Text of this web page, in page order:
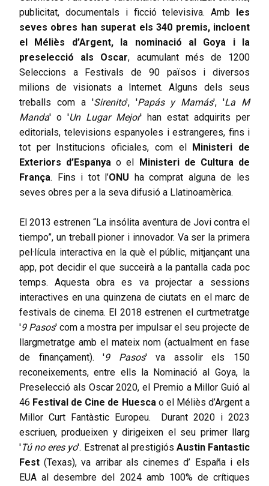
publicitat, documentals i ficció televisiva. Amb les
seves obres han superat els 340 premis, incloent
el Méliès d’Argent, la nominació al Goya i la
preselecció als Oscar, acumulant més de 1200
Seleccions a Festivals de 90 països i diversos
milions de visionats a Internet. Alguns dels seus
treballs com a 'Sirenito', 'Papás y Mamás', 'La M
Manda' o 'Un Lugar Mejor' han estat adquirits per
editorials, televisions espanyoles i estrangeres, fins i
tot per Institucions oficiales, com el Ministeri de
Exteriors d’Espanya o el Ministeri de Cultura de
França. Fins i tot l’ONU ha comprat alguna de les
seves obres per a la seva difusió a Llatinoamèrica.
El 2013 estrenen “La insólita aventura de Jovi contra el
tiempo”, un treball pioner i innovador. Va ser la primera
pel·lícula interactiva en la què el públic, mitjançant una
app, pot decidir el que succeirà a la pantalla cada poc
temps. Aquesta obra es va projectar a sessions
interactives en una quinzena de ciutats en el marc de
festivals de cinema. El 2018 estrenen el curtmetratge
'9 Pasos' com a mostra per impulsar el seu projecte de
llargmetratge amb el mateix nom (actualment en fase
de finançament). '9 Pasos' va assolir els 150
reconeixements, entre ells la Nominació al Goya, la
Preselecció als Oscar 2020, el Premio a Millor Guió al
46 Festival de Cine de Huescao el Méliès d’Argent a
Millor Curt Fantàstic Europeu. Durant 2020 i 2023
escriuen, produeixen y dirigeixen el seu primer llarg
'Tú no eres yo'. Estrenat al prestigiós Austin Fantastic
Fest (Texas), va arribar als cinemes d’ España i els
EUA al desembre del 2024 amb 100% de crítiques